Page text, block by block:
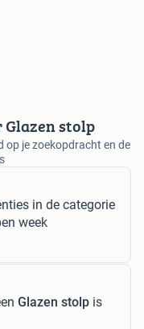
stolp
op je zoekopdracht en de
in de categorie
week
Glazen stolp is